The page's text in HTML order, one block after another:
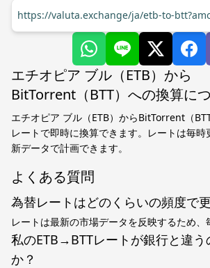
https://valuta.exchange/ja/etb-to-
エチオピア ブル（ETB）から
BitTorrent（BTT）への換算に
エチオピア ブル（ETB）からBitTorrent（
レートで即時に換算できます。レートは毎
新データで計画できます。
よくある質問
為替レートはどのくらいの頻度で
レートは最新の市場データを反映するため、
私のETB→BTTレートが銀行と違う
か？